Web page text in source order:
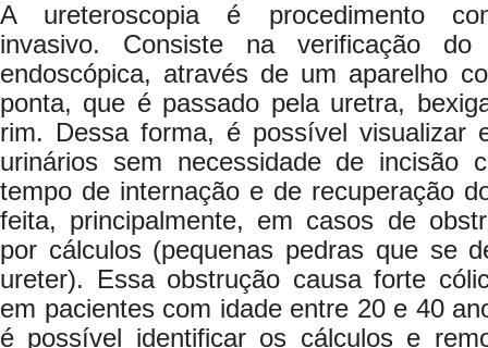
A ureteroscopia é procedimento
invasivo. Consiste na verificação
endoscópica, através de um aparelho
ponta, que é passado pela uretra,
rim. Dessa forma, é possível visualizar
urinários sem necessidade de incisão
tempo de internação e de recuperação
feita, principalmente, em casos de
por cálculos (pequenas pedras que se
ureter). Essa obstrução causa forte
em pacientes com idade entre 20 e 40
é possível identificar os cálculos e